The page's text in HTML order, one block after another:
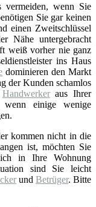
vermeiden, wenn Sie
Sie gar keinen
einen Zweitschlüssel
Nähe untergebracht
weiß vorher nie ganz
ins Haus
dominieren den Markt
der Kunden schamlos
Handwerkeraus Ihrer
wenn einige wenige
kommen nicht in die
ist, möchten Sie
in Ihre Wohnung
sind Sie leicht
und Betrüger. Bitte